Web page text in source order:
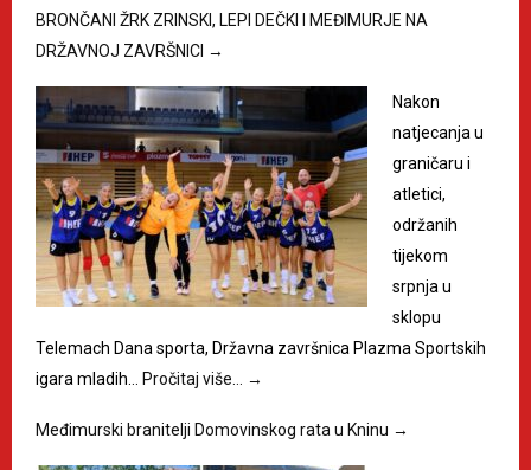
BRONČANI ŽRK ZRINSKI, LEPI DEČKI I MEĐIMURJE NA
DRŽAVNOJ ZAVRŠNICI →
Nakon
natjecanja u
graničaru i
atletici,
održanih
tijekom
srpnja u
sklopu
Telemach Dana sporta, Državna završnica Plazma Sportskih
igara mladih… Pročitaj više… →
Međimurski branitelji Domovinskog rata u Kninu →